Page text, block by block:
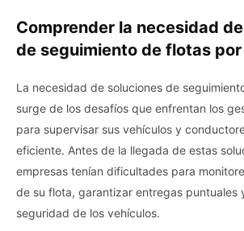
Comprender la necesidad
de seguimiento de flotas por
La necesidad de soluciones de
surge de los desafíos que enfrentan los
para supervisar sus vehículos y
eficiente. Antes de la llegada de estas
empresas tenían dificultades para
de su flota, garantizar entregas puntuales
seguridad de los vehículos.